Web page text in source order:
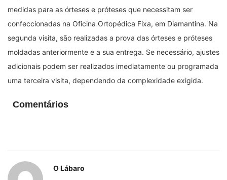
medidas para as órteses e próteses que necessitam ser
confeccionadas na Oficina Ortopédica Fixa, em Diamantina. Na
segunda visita, são realizadas a prova das órteses e próteses
moldadas anteriormente e a sua entrega. Se necessário, ajustes
adicionais podem ser realizados imediatamente ou programada
uma terceira visita, dependendo da complexidade exigida.
Comentários
O Lábaro